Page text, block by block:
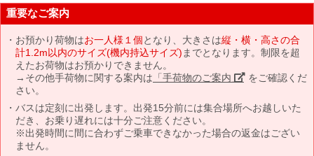
重要なご案内
お預かり荷物はお一人様１個となり、大きさは縦・横・高さの合
計1.2m以内のサイズ(機内持込サイズ) までとなります。制限を超
えたお荷物はお預かりできません。
→その他手荷物に関する案内は 「手荷物のご案内」 をご確認くだ
さい。
バスは定刻に出発します。出発15分前には集合場所へお越しいた
だき、お乗り遅れには十分ご注意ください。
※出発時間に間に合わずご乗車できなかった場合の返金はござい
ません。